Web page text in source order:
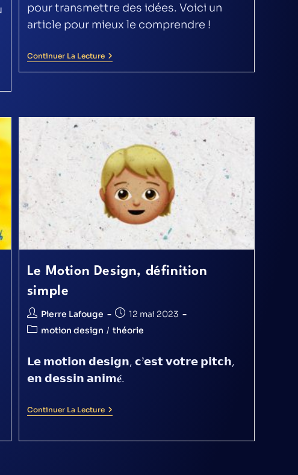
pour transmettre des idées. Voici un
article pour mieux le comprendre !
Continuer La Lecture
Le Motion Design, définition
simple
Pierre Lafouge
12 mai 2023
motion design / théorie
𝗟𝗲 𝗺𝗼𝘁𝗶𝗼𝗻 𝗱𝗲𝘀𝗶𝗴𝗻, 𝗰’𝗲𝘀𝘁 𝘃𝗼𝘁𝗿𝗲 𝗽𝗶𝘁𝗰𝗵,
𝗲𝗻 𝗱𝗲𝘀𝘀𝗶𝗻 𝗮𝗻𝗶𝗺𝐞́.
Continuer La Lecture